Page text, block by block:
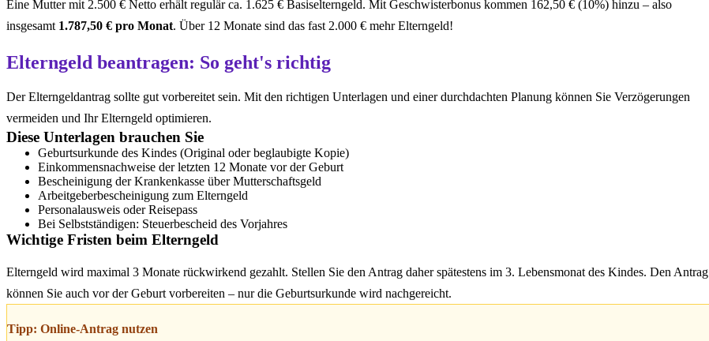
Eine Mutter mit 2.500 € Netto erhält regulär ca. 1.625 € Basiselterngeld. Mit Geschwisterbonus kommen 162,50 € (10%) hinzu – also
insgesamt 1.787,50 € pro Monat. Über 12 Monate sind das fast 2.000 € mehr Elterngeld!
Elterngeld beantragen: So geht's richtig
Der Elterngeldantrag sollte gut vorbereitet sein. Mit den richtigen Unterlagen und einer durchdachten Planung können Sie Verzögerungen
vermeiden und Ihr Elterngeld optimieren.
Diese Unterlagen brauchen Sie
Geburtsurkunde des Kindes (Original oder beglaubigte Kopie)
Einkommensnachweise der letzten 12 Monate vor der Geburt
Bescheinigung der Krankenkasse über Mutterschaftsgeld
Arbeitgeberbescheinigung zum Elterngeld
Personalausweis oder Reisepass
Bei Selbstständigen: Steuerbescheid des Vorjahres
Wichtige Fristen beim Elterngeld
Elterngeld wird maximal 3 Monate rückwirkend gezahlt. Stellen Sie den Antrag daher spätestens im 3. Lebensmonat des Kindes. Den Antrag
können Sie auch vor der Geburt vorbereiten – nur die Geburtsurkunde wird nachgereicht.
Tipp: Online-Antrag nutzen